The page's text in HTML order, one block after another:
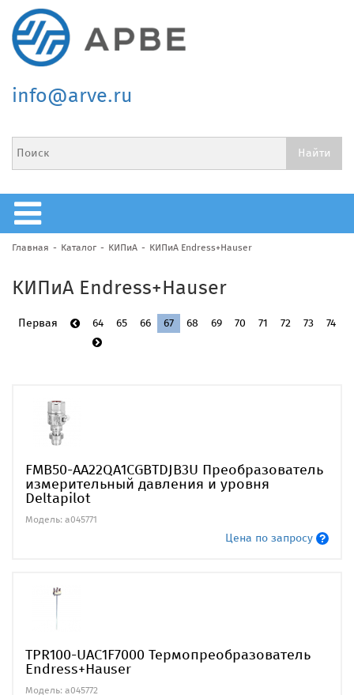
info@arve.ru
Главная Каталог КИПиА КИПиА Endress+Hauser
КИПиА Endress+Hauser
Первая 64 65 66 67 68 69 70 71 72 73 74
FMB50-AA22QA1CGBTDJB3U Преобразователь
измерительный давления и уровня
Deltapilot
Модель: a045771
Цена по запросу
TPR100-UAC1F7000 Термопреобразователь
Endress+Hauser
Модель: a045772